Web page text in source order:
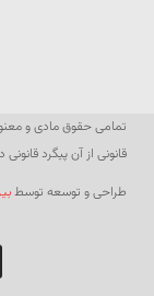
تمامی حقوق مادی و
قانونی از آن پیگرد قانونی
طراحی و توسعه توسط